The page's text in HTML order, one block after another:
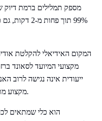
99% תוך
המקום האידיאלי להקלטת
מקצועי המיועד לסאונד
ייעודית אינה נגישה לרוב
מקצוע מתחומים שאינם קשורים לעולם האודיו.